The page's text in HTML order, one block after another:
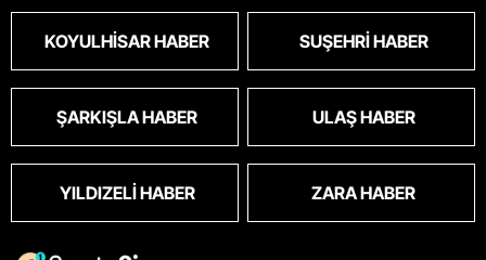
KOYULHISAR HABER SUŞEHRI HABER
ŞARKIŞLA HABER ULAŞ HABER
YILDIZELI HABER ZARA HABER